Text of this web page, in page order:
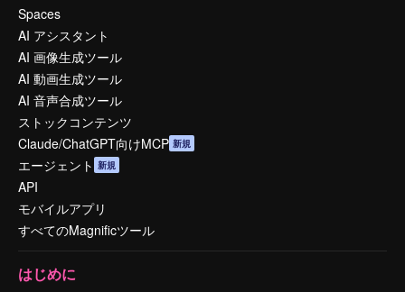
Spaces
AI アシスタント
AI 画像生成ツール
AI 動画生成ツール
AI 音声合成ツール
ストックコンテンツ
Claude/ChatGPT向けMCP 新規
エージェント 新規
API
モバイルアプリ
すべてのMagnificツール
はじめに